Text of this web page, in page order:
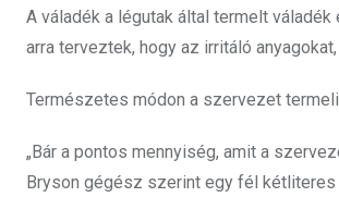
A váladék a légutak által termelt
arra terveztek, hogy az irritáló
Természetes módon a szervezet
„Bár a pontos mennyiség, amit a
Bryson gégész szerint egy fél